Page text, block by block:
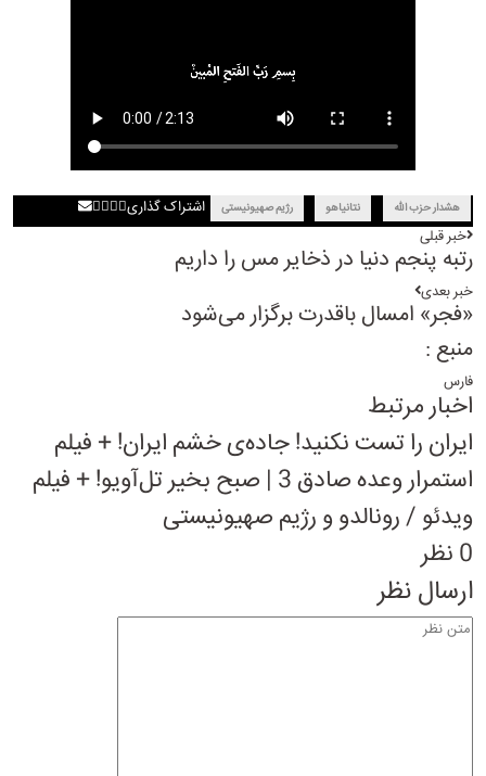
هشدار حزب الله نتانیاهو رژیم صهیونیستی
اشتراک گذاری
خبر قبلی
رتبه پنجم دنیا در ذخایر مس را داریم
خبر بعدی
«فجر» امسال باقدرت برگزار می‌شود
منبع :
فارس
اخبار مرتبط
ایران را تست نکنید! جاده‌ی خشم ایران! + فیلم
استمرار وعده صادق 3 | صبح بخیر تل‌آویو! + فیلم
ویدئو / رونالدو و رژیم صهیونیستی
0 نظر
ارسال نظر